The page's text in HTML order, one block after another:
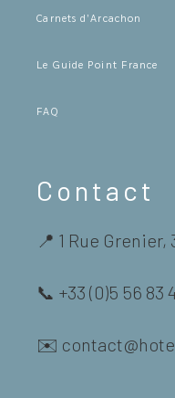
Carnets d’Arcachon
Le Guide Point France
FAQ
Contact
📍 1 Rue
📞 +33 (0)5 56 83
✉️